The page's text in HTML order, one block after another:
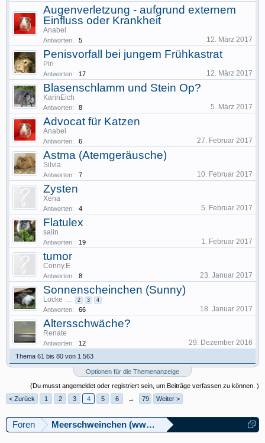
Augenverletzung - aufgrund externem
Einfluss oder Krankheit
Anabel
Antworten: 5 12. März 2017
Penisvorfall bei jungem Frühkastrat
Piri
Antworten: 17 12. März 2017
Blasenschlamm und Stein Op?
KarinEich
Antworten: 8 5. März 2017
Advocat für Katzen
Anabel
Antworten: 6 27. Februar 2017
Astma (Atemgeräusche)
Silvia
Antworten: 7 10. Februar 2017
Zysten
Xena
Antworten: 4 5. Februar 2017
Flatulex
salin
Antworten: 19 1. Februar 2017
tumor
Conny.E
Antworten: 8 23. Januar 2017
Sonnenscheinchen (Sunny)
Locke ... 2 3 4
Antworten: 66 18. Januar 2017
Altersschwäche?
Renate
Antworten: 12 29. Dezember 2016
Thema 61 bis 80 von 1.563
Optionen für die Themenanzeige
(Du musst angemeldet oder registriert sein, um Beiträge verfassen zu können. )
< Zurück
1 2 3 4 5 6 → 79 Weiter >
Foren Meerschweinchen (www.meerschweinforum.ch)